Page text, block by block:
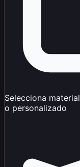
Selecciona material
o personalizado